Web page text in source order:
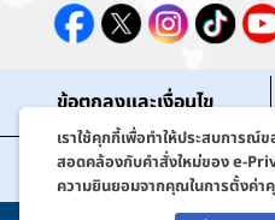
ข้อตกลงและเงื่อนไข
สถานะคำสั่งซื้อ
เราใช้คุกกี้เพื่อทำให้ประสบการณ์
สอดคล้องกับคำสั่งใหม่ของ e-
ความยินยอมจากคุณในการตั้งค่า